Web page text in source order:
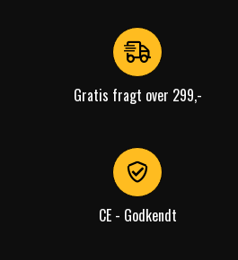
Gratis fragt over 299,-
CE - Godkendt